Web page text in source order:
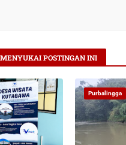
POSTINGAN INI
Purbalingga